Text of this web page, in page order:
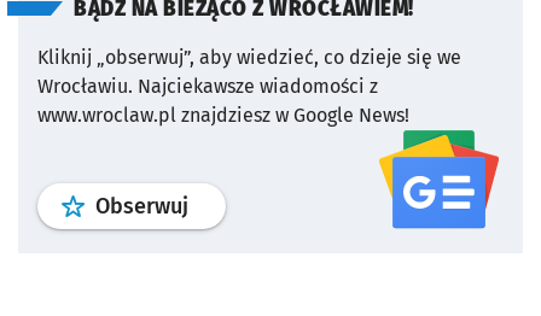
BĄDŹ NA BIEŻĄCO Z WROCŁAWIEM!
Kliknij „obserwuj”, aby wiedzieć, co dzieje się we
Wrocławiu. Najciekawsze wiadomości z
www.wroclaw.pl znajdziesz w Google News!
Obserwuj profil serwisu